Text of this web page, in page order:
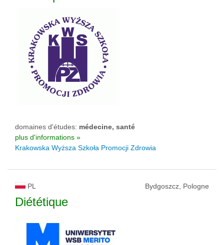
domaines d'études: médecine, santé
plus d'informations »
Krakowska Wyższa Szkoła Promocji Zdrowia
PL Bydgoszcz, Pologne
Diététique